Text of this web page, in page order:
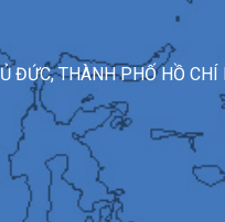
ĐỨC, THÀNH PHỐ HỒ CHÍ